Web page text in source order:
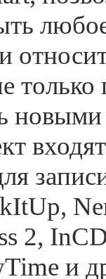
только
2,
и